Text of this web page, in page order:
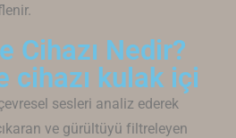
Cihazı Nedir?
cihazı kulak içi
sesleri analiz ederek
ve gürültüyü filtreleyen